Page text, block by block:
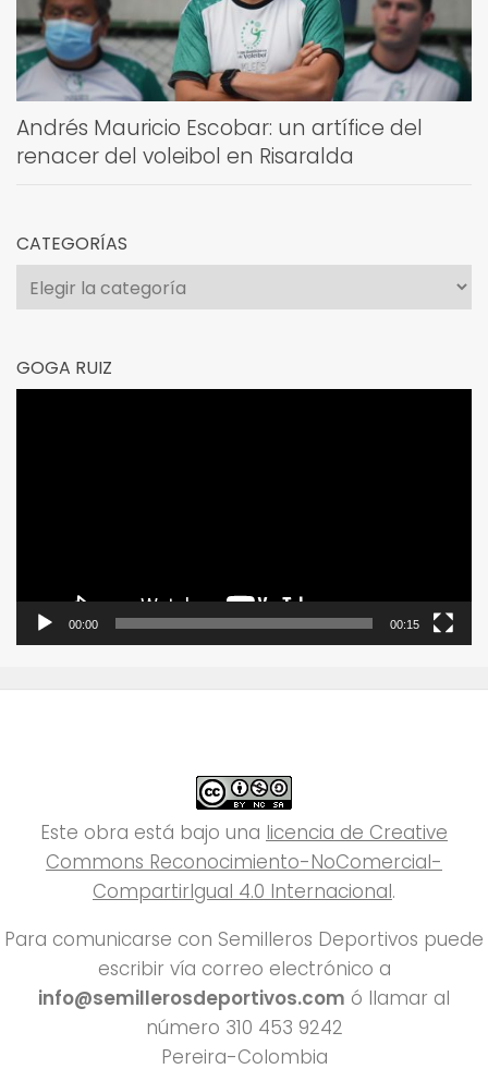
Andrés Mauricio Escobar: un artífice del
renacer del voleibol en Risaralda
CATEGORÍAS
Categorías
GOGA RUIZ
00:00 00:15
Este obra está bajo una licencia de Creative
Commons Reconocimiento-NoComercial-
CompartirIgual 4.0 Internacional.
Para comunicarse con Semilleros Deportivos puede
escribir vía correo electrónico a
info@semillerosdeportivos.com ó llamar al
número 310 453 9242
Pereira-Colombia